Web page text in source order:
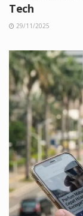
Tech
29/11/2025